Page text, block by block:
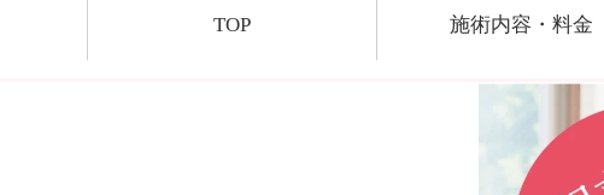
TOP 施術内容・料金